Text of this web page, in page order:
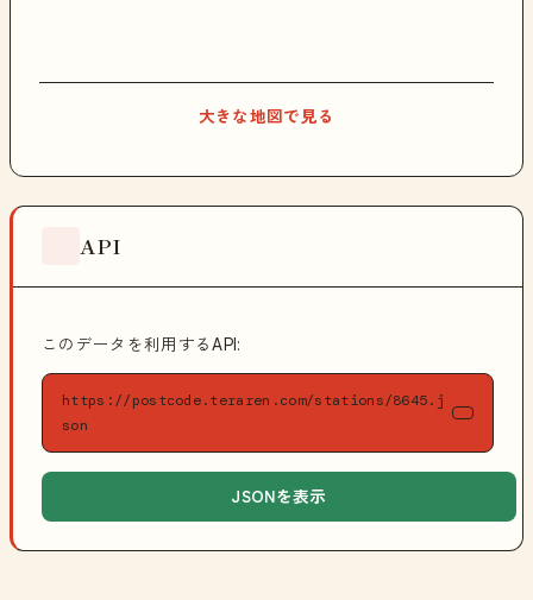
大きな地図で見る
API
このデータを利用するAPI:
https://postcode.teraren.com/stations/8645.j
son
JSONを表示